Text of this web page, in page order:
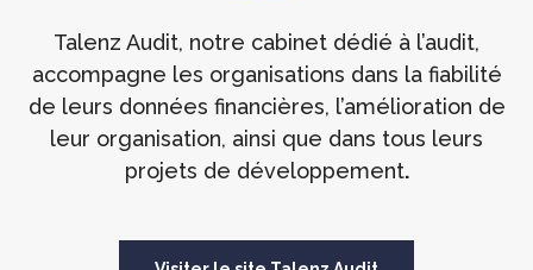
Talenz Audit, notre cabinet dédié à l’audit,
accompagne les organisations dans la fiabilité
de leurs données financières, l’amélioration de
leur organisation, ainsi que dans tous leurs
projets de développement.